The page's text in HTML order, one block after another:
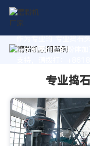
作为专业的 专业捣石
身定制高价值的粉体加
专业捣